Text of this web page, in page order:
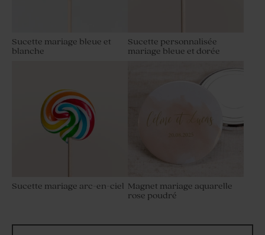
Sucette mariage bleue et
blanche
Sucette personnalisée
mariage bleue et dorée
Sucette mariage arc-en-ciel Magnet mariage aquarelle
rose poudré